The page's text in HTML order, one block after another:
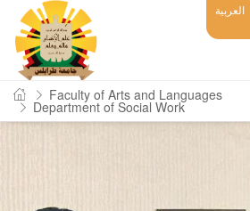
العربية
Faculty of Arts and Languages
Department of Social Work